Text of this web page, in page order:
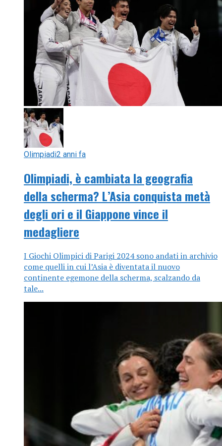
Olimpiadi2 anni fa
Olimpiadi, è cambiata la geografia
della scherma? L’Asia conquista metà
degli ori e il Giappone vince il
medagliere
I Giochi Olimpici di Parigi 2024 sono andati in archivio
come quelli in cui l’Asia è diventata il nuovo
continente egemone della scherma, scalzando da
tale...